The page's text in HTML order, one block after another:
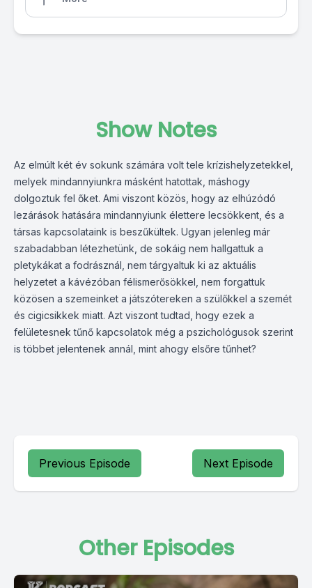
Show Notes
Az elmúlt két év sokunk számára volt tele krízishelyzetekkel,
melyek mindannyiunkra másként hatottak, máshogy
dolgoztuk fel őket. Ami viszont közös, hogy az elhúzódó
lezárások hatására mindannyiunk élettere lecsökkent, és a
társas kapcsolataink is beszűkültek. Ugyan jelenleg már
szabadabban létezhetünk, de sokáig nem hallgattuk a
pletykákat a fodrásznál, nem tárgyaltuk ki az aktuális
helyzetet a kávézóban félismerősökkel, nem forgattuk
közösen a szemeinket a játszótereken a szülőkkel a szemét
és cigicsikkek miatt. Azt viszont tudtad, hogy ezek a
felületesnek tűnő kapcsolatok még a pszichológusok szerint
is többet jelentenek annál, mint ahogy elsőre tűnhet?
Previous Episode Next Episode
Other Episodes